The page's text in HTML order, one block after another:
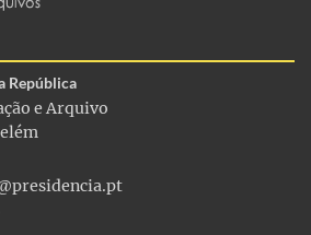
República
e Arquivo